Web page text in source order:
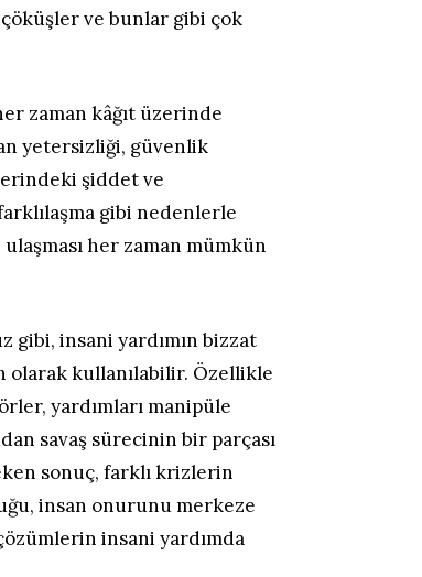
ve bunlar gibi çok
zaman kâğıt üzerinde
yetersizliği, güvenlik
şiddet ve
gibi nedenlerle
her zaman mümkün
gibi, insani yardımın bizzat
olarak kullanılabilir. Özellikle
yardımları manipüle
savaş sürecinin bir parçası
sonuç, farklı krizlerin
insan onurunu merkeze
insani yardımda